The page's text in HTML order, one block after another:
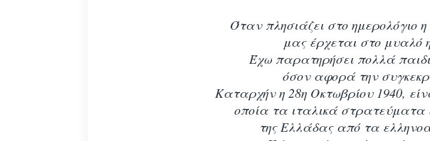
Όταν πλησιάζει στο ημερολόγιο
μας έρχεται στο μυαλό
Έχω παρατηρήσει πολλά
όσον αφορά την
Καταρχήν η 28η Οκτωβρίου 1940,
οποία τα ιταλικά
της Ελλάδας από τα